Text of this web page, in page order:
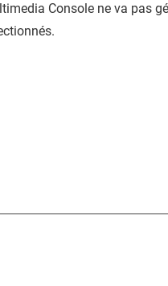
Console ne va pas